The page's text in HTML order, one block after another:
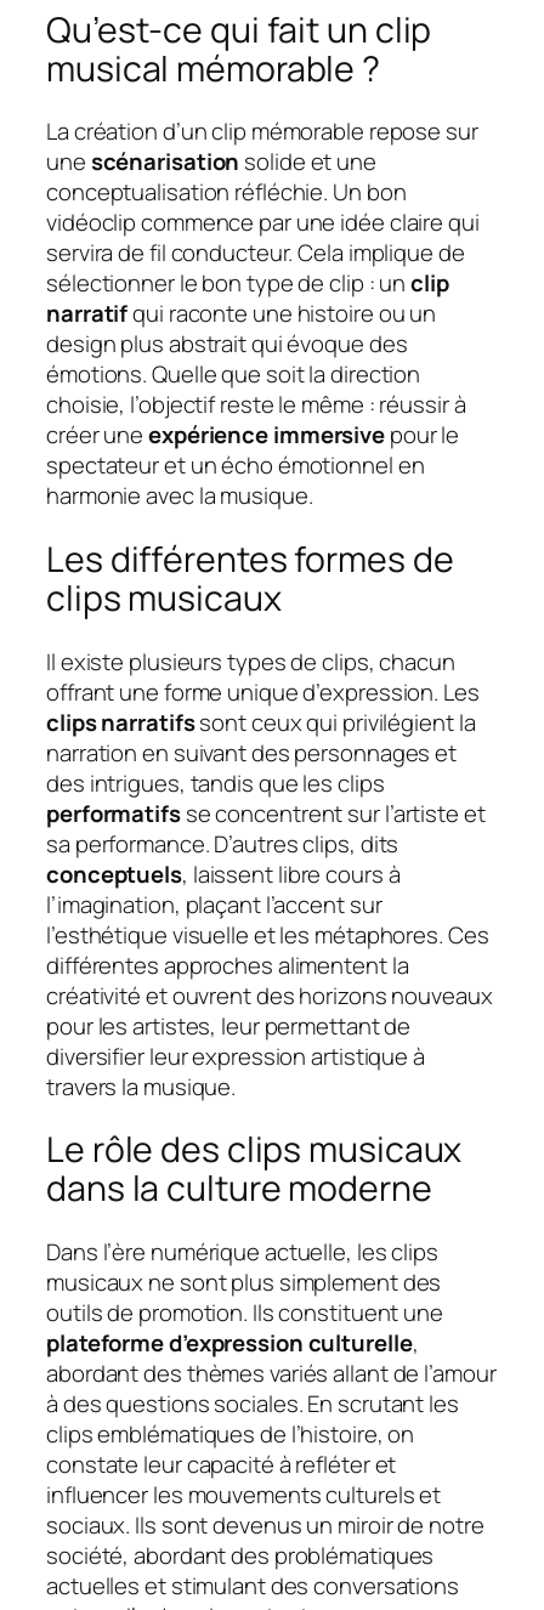
Qu’est-ce qui fait un clip
musical mémorable ?
La création d’un clip mémorable repose sur
unescénarisation solide et une
conceptualisation réfléchie. Un bon
vidéoclip commence par une idée claire qui
servira de fil conducteur. Cela implique de
sélectionner le bon type de clip : unclip
narratifqui raconte une histoire ou un
design plus abstrait qui évoque des
émotions. Quelle que soit la direction
choisie, l’objectif reste le même : réussir à
créer uneexpérience immersivepour le
spectateur et un écho émotionnel en
harmonie avec la musique.
Les différentes formes de
clips musicaux
Il existe plusieurs types de clips, chacun
offrant une forme unique d’expression. Les
clips narratifssont ceux qui privilégient la
narration en suivant des personnages et
des intrigues, tandis que les clips
performatifsse concentrent sur l’artiste et
sa performance. D’autres clips, dits
conceptuels, laissent libre cours à
l’imagination, plaçant l’accent sur
l’esthétique visuelle et les métaphores. Ces
différentes approches alimentent la
créativité et ouvrent des horizons nouveaux
pour les artistes, leur permettant de
diversifier leur expression artistique à
travers la musique.
Le rôle des clips musicaux
dans la culture moderne
Dans l’ère numérique actuelle, les clips
musicaux ne sont plus simplement des
outils de promotion. Ils constituent une
plateforme d’expression culturelle,
abordant des thèmes variés allant de l’amour
à des questions sociales. En scrutant les
clips emblématiques de l’histoire, on
constate leur capacité à refléter et
influencer les mouvements culturels et
sociaux. Ils sont devenus un miroir de notre
société, abordant des problématiques
actuelles et stimulant des conversations